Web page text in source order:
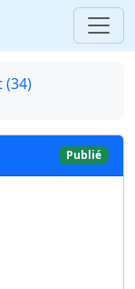
(34)
Publié